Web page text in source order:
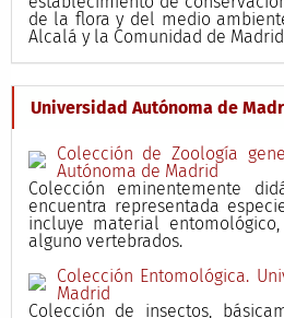
de la flora y del medio
Alcalá y la Comunidad de
Universidad Autónoma de
Colección de Zoología
Autónoma de Madrid
Colección eminentemente
encuentra representada
incluye material
alguno vertebrados.
Colección Entomológica.
Madrid
Colección de insectos,